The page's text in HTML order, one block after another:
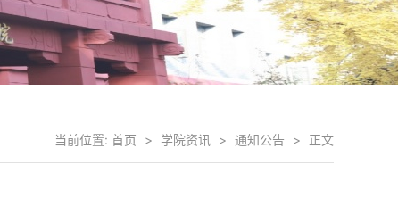
当前位置: 首页 > 学院资讯 > 通知公告 > 正文